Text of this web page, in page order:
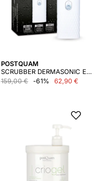
POSTQUAM
SCRUBBER DERMASONIC EMS
159,00 €
-61% 62,90 €